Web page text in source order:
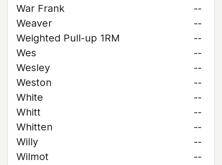
War Frank
--
Weaver
--
Weighted Pull-up 1RM
--
Wes
--
Wesley
--
Weston
--
White
--
Whitt
--
Whitten
--
Willy
--
Wilmot
--